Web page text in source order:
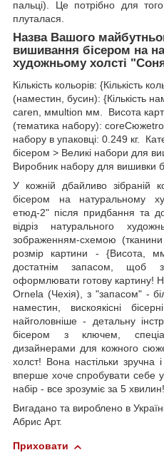
пальці). Це потрібно для
плуталася.
Назва Вашого
вишивання бісером на
художньому холсті
Кількість кольорів: {Кількість
(наместин, бусин): {Кількість
caren, ммultion мм. Висота
(тематика набору):
набору в упаковці: 0.249 кг.
бісером > Великі набори для
Виробник набору для вишивки
У кожній дбайливо зібраній
бісером на натуральному
етюд-2" після придбання та
відріз натурального
зображенням-схемою
розмір картини -
достатнім запасом, щоб
оформлювати готову картину!
Ornela (Чехія), з "запасом" -
наместин, вискоякісні
найголовніше - детальну
бісером з ключем,
дизайнерами для кожного
холст! Вона настільки
вперше хоче спробувати себе
набір - все зрозуміє за 5 хвилин!
Вигадано та вироблено в
Абрис Арт.
Приховати